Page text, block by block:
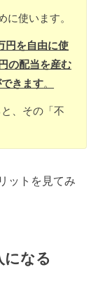
に使います。
円を自由に使
の配当を産む
きます。
、その「不
ットを見てみ
になる